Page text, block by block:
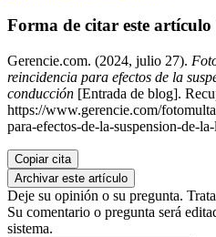
Forma de citar este
Gerencie.com. (2024, julio 27).
reincidencia para efectos de la
conducción [Entrada de blog].
https://www.gerencie.com/
para-efectos-de-la-suspension-de-
Copiar cita
Archivar este artículo
Deje su opinión o su pregunta.
Su comentario o pregunta será
sistema.